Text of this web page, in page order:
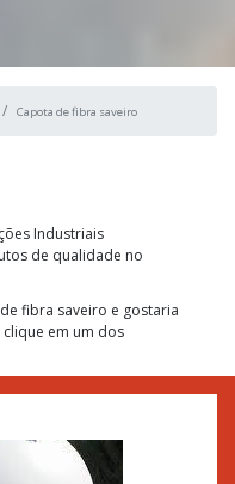
Capota de fibra saveiro
Industriais
de qualidade no
fibra saveiro e gostaria
em um dos